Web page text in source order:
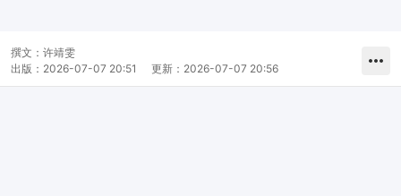
撰文： 许靖雯
出版： 2026-07-07 20:51 更新： 2026-07-07 20:56